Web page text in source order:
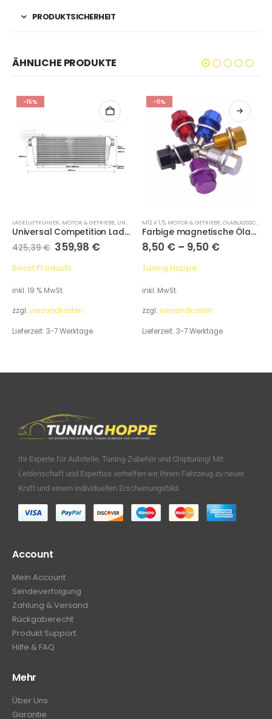
PRODUKTSICHERHEIT
ÄHNLICHE PRODUKTE
-15%
LADELUFTKÜHLER, MOTOR & GETRIEBE, UNIVERSALE
Universal Competition Ladeluftkühler 700x300x100mm – 76mm (1300PS)
425,39€ 359,98 €
Boost Products
inkl. 19 % MwSt.
zzgl.Versandkosten
Lieferzeit: 3-7 Werktage
-11%
M12 X 1,5, MOTOR & GETRIEBE,ÖLABLASSSCHRAUBEN
Farbige magnetische Ölablaßschraube M12 x 1.5
8,50 € – 9,50 €
Tuning Hoppe
inkl. MwSt.
zzgl.Versandkosten
Lieferzeit: 3-7 Werktage
Ihr Experte für Autoteile, Tuning-Zubehör und Chiptuning! Mit
Leidenschaft und Expertise verhelfen wir Ihrem Fahrzeug zu neuer
Kraft und einem individuellen Erscheinungsbild.
Account
Mein Account
Sendeverfolgung
Zahlung & Versand
Rückgaberecht
Produkt Support
Hilfe & FAQ
Mehr
Über Uns
Garantie